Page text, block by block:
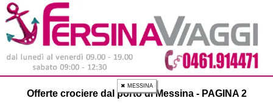
✖ MESSINA
Offerte crociere dal porto di Messina - PAGINA 2